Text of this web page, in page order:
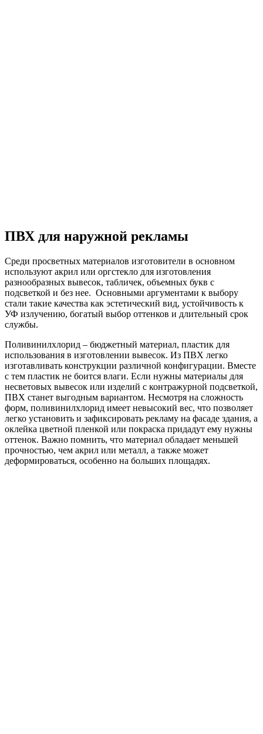
ПВХ для наружной рекламы
Среди просветных материалов изготовители в основном
используют акрил или оргстекло для изготовления
разнообразных вывесок, табличек, объемных букв с
подсветкой и без нее. Основными аргументами к выбору
стали такие качества как эстетический вид, устойчивость к
УФ излучению, богатый выбор оттенков и длительный срок
службы.
Поливинилхлорид – бюджетный материал, пластик для
использования в изготовлении вывесок. Из ПВХ легко
изготавливать конструкции различной конфигурации. Вместе
с тем пластик не боится влаги. Если нужны материалы для
несветовых вывесок или изделий с контражурной подсветкой,
ПВХ станет выгодным вариантом. Несмотря на сложность
форм, поливинилхлорид имеет невысокий вес, что позволяет
легко установить и зафиксировать рекламу на фасаде здания, а
оклейка цветной пленкой или покраска придадут ему нужны
оттенок. Важно помнить, что материал обладает меньшей
прочностью, чем акрил или металл, а также может
деформироваться, особенно на больших площадях.